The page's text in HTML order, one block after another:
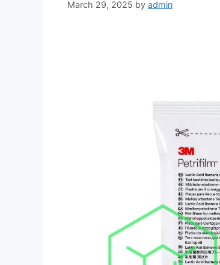
March 29, 2025 by admin